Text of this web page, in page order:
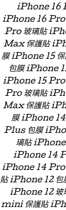
iPhone 16
iPhone 16 Pro
Pro 玻璃貼
Max 保護貼
膜 iPhone 15
包膜 iPhone
iPhone 15 Pro
Pro 玻璃貼
Max 保護貼
膜 iPhone
Plus 包膜
璃貼
iPhone 14
iPhone 14 Pro
貼 iPhone 12 包
iPhone 12 玻
mini 保護貼